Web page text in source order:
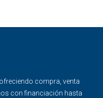
compra, venta
con financiación hasta